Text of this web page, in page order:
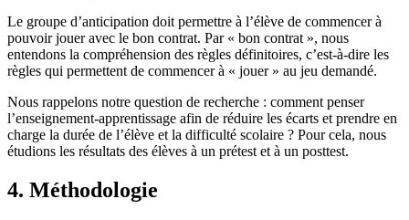
Le groupe d’anticipation doit permettre à l’élève de commencer à
pouvoir jouer avec le bon contrat. Par « bon contrat », nous
entendons la compréhension des règles définitoires, c’est-à-dire les
règles qui permettent de commencer à « jouer » au jeu demandé.
Nous rappelons notre question de recherche : comment penser
l’enseignement-apprentissage afin de réduire les écarts et prendre en
charge la durée de l’élève et la difficulté scolaire ? Pour cela, nous
étudions les résultats des élèves à un prétest et à un posttest.
4. Méthodologie